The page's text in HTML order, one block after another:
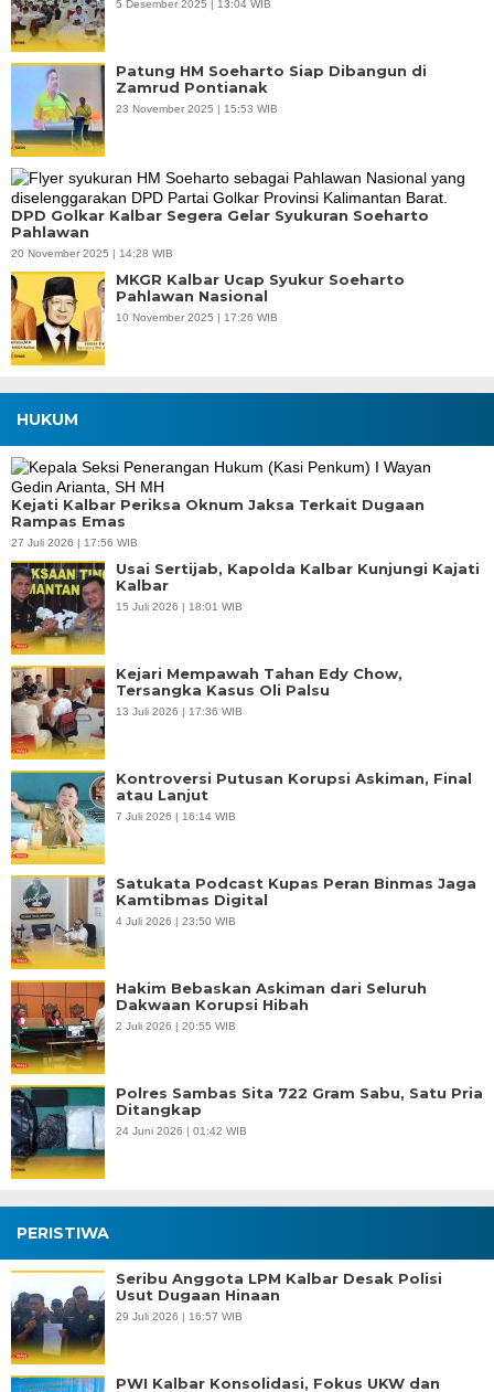
5 Desember 2025 | 13:04 WIB
Patung HM Soeharto Siap Dibangun di
Zamrud Pontianak
23 November 2025 | 15:53 WIB
DPD Golkar Kalbar Segera Gelar Syukuran Soeharto
Pahlawan
20 November 2025 | 14:28 WIB
MKGR Kalbar Ucap Syukur Soeharto
Pahlawan Nasional
10 November 2025 | 17:26 WIB
HUKUM
Kejati Kalbar Periksa Oknum Jaksa Terkait Dugaan
Rampas Emas
27 Juli 2026 | 17:56 WIB
Usai Sertijab, Kapolda Kalbar Kunjungi Kajati
Kalbar
15 Juli 2026 | 18:01 WIB
Kejari Mempawah Tahan Edy Chow,
Tersangka Kasus Oli Palsu
13 Juli 2026 | 17:36 WIB
Kontroversi Putusan Korupsi Askiman, Final
atau Lanjut
7 Juli 2026 | 16:14 WIB
Satukata Podcast Kupas Peran Binmas Jaga
Kamtibmas Digital
4 Juli 2026 | 23:50 WIB
Hakim Bebaskan Askiman dari Seluruh
Dakwaan Korupsi Hibah
2 Juli 2026 | 20:55 WIB
Polres Sambas Sita 722 Gram Sabu, Satu Pria
Ditangkap
24 Juni 2026 | 01:42 WIB
PERISTIWA
Seribu Anggota LPM Kalbar Desak Polisi
Usut Dugaan Hinaan
29 Juli 2026 | 16:57 WIB
PWI Kalbar Konsolidasi, Fokus UKW dan